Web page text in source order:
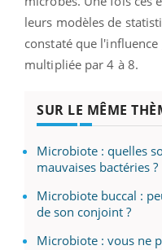
leurs modèles de
constaté que
multipliée par 4 à 8.
SUR LE MÊME
Microbiote : quelles
mauvaises bactéries ?
Microbiote buccal :
de son conjoint ?
Microbiote : vous ne